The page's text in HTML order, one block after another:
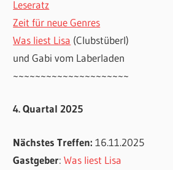
Leseratz
Zeit für neue Genres
Was liest Lisa (Clubstüberl)
und Gabi vom Laberladen
~~~~~~~~~~~~~~~~~~~~~
4. Quartal 2025
Nächstes Treffen:16.11.2025
Gastgeber:Was liest Lisa